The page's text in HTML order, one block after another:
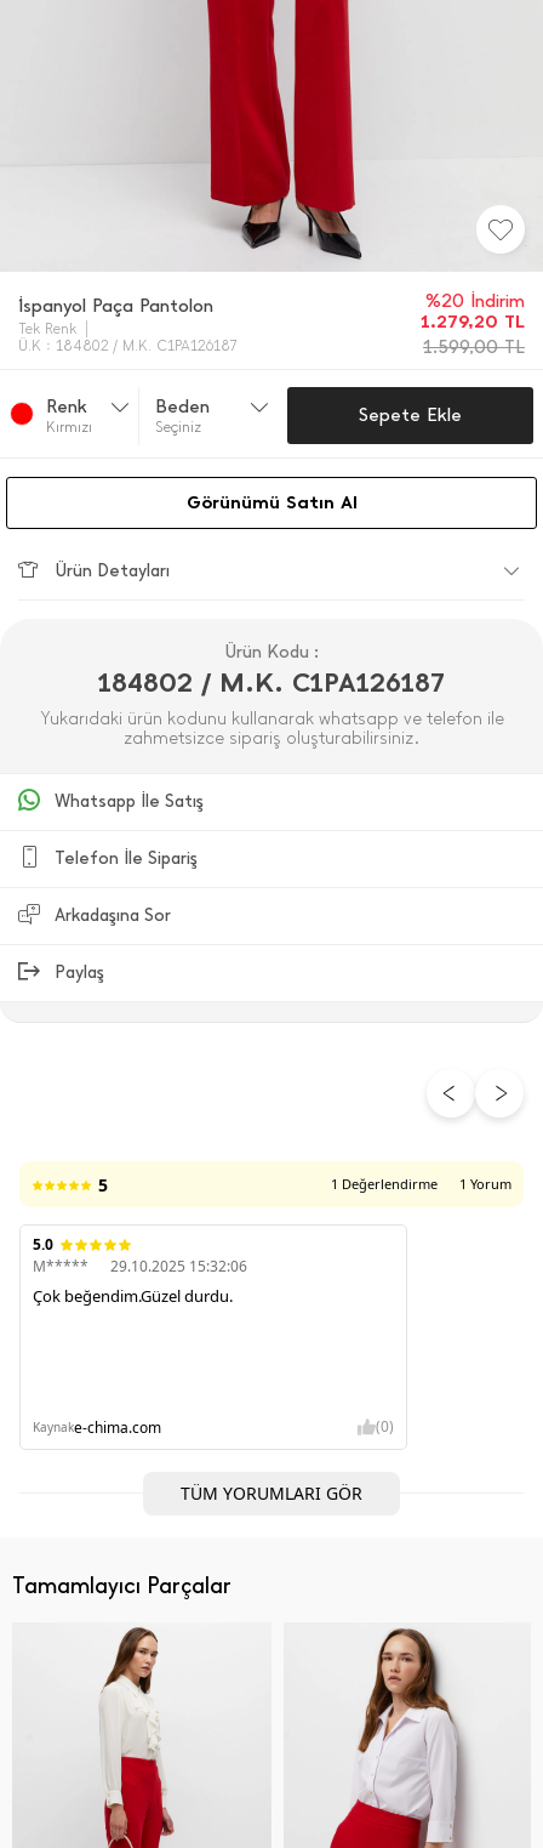
İ̇spanyol Paça Pantolon
Tek Renk
Ü.K : 184802 / M.K. C1PA126187
%20 İndirim
1.279,20 TL
1.599,00TL
Renk
Kırmızı
Beden
Seçiniz
Sepete Ekle
Görünümü Satın Al
Ürün Detayları
Ürün Kodu :
184802 / M.K. C1PA126187
Yukarıdaki ürün kodunu kullanarak whatsapp ve telefon ile
zahmetsizce sipariş oluşturabilirsiniz.
Whatsapp İle Satış
Telefon İle Sipariş
Arkadaşına Sor
Paylaş
5 1 Değerlendirme 1 Yorum
5.0
M*****
29.10.2025 15:32:06
Çok beğendim.Güzel durdu.
Kaynake-chima.com (0)
TÜM YORUMLARI GÖR
Tamamlayıcı Parçalar